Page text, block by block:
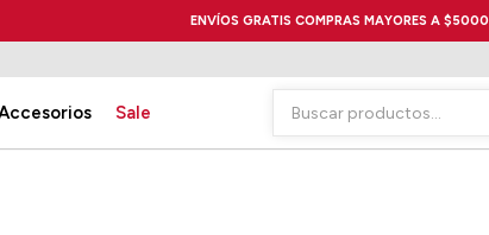
ENVÍOS GRATIS COMPRAS MAYORES A $5000
Sale